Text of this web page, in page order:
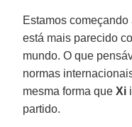
Estamos
está mais parecido
mundo. O que
normas
mesma forma queXi
partido.